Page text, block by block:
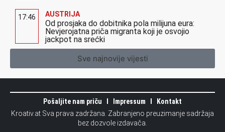
17:46 AUSTRIJA
Od prosjaka do dobitnika pola milijuna eura:
Nevjerojatna priča migranta koji je osvojio
jackpot na srećki
Sve najnovije vijesti
Pošaljite nam priču Impressum
Kontakt
Kroativ.at Sva prava zadržana. Zabranjeno preuzimanje sadržaja
bez dozvole izdavača.